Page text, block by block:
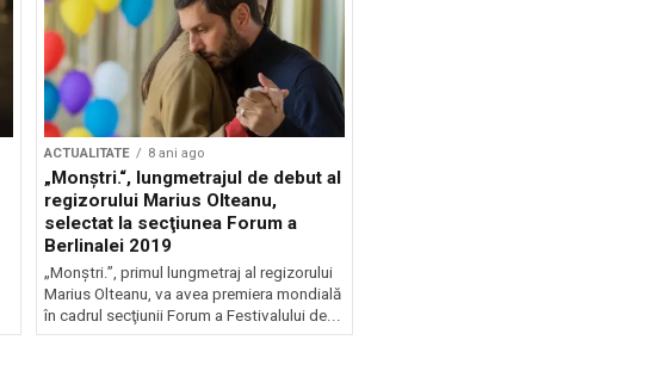
ACTUALITATE 8 ani ago
„Monştri.“, lungmetrajul de debut al
regizorului Marius Olteanu,
selectat la secţiunea Forum a
Berlinalei 2019
„Monştri.”, primul lungmetraj al regizorului
Marius Olteanu, va avea premiera mondială
în cadrul secţiunii Forum a Festivalului de...